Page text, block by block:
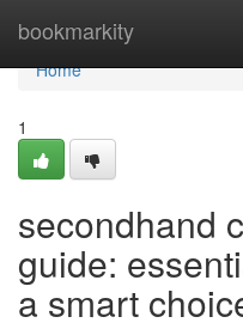
bookmarkity
Home
Home
1
secondhand
guide:
a smart